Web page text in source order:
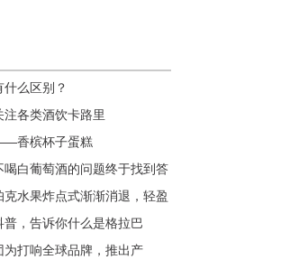
么区别？
注各类酒饮卡路里
香槟杯子蛋糕
喝白葡萄酒的问题终于找到答
水果炸点式渐渐消退，轻盈
普，告诉你什么是格拉巴
为打响全球品牌，推出产